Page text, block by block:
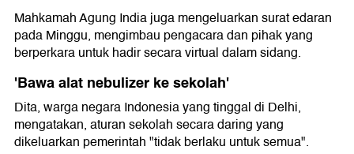
Mahkamah Agung India juga mengeluarkan surat edaran
pada Minggu, mengimbau pengacara dan pihak yang
berperkara untuk hadir secara virtual dalam sidang.
'Bawa alat nebulizer ke sekolah'
Dita, warga negara Indonesia yang tinggal di Delhi,
mengatakan, aturan sekolah secara daring yang
dikeluarkan pemerintah "tidak berlaku untuk semua".